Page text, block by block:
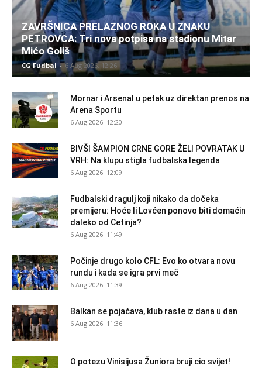
ZAVRŠNICA PRELAZNOG ROKA U ZNAKU
PETROVCA: Tri nova potpisa na stadionu Mitar
Mićo Goliš
CG Fudbal - 6 Aug 2026. 12:26
Mornar i Arsenal u petak uz direktan prenos na
Arena Sportu
6 Aug 2026. 12:20
BIVŠI ŠAMPION CRNE GORE ŽELI POVRATAK U
VRH: Na klupu stigla fudbalska legenda
6 Aug 2026. 12:09
Fudbalski dragulj koji nikako da dočeka
premijeru: Hoće li Lovćen ponovo biti domaćin
daleko od Cetinja?
6 Aug 2026. 11:49
Počinje drugo kolo CFL: Evo ko otvara novu
rundu i kada se igra prvi meč
6 Aug 2026. 11:39
Balkan se pojačava, klub raste iz dana u dan
6 Aug 2026. 11:36
O potezu Vinisijusa Žuniora bruji cio svijet!